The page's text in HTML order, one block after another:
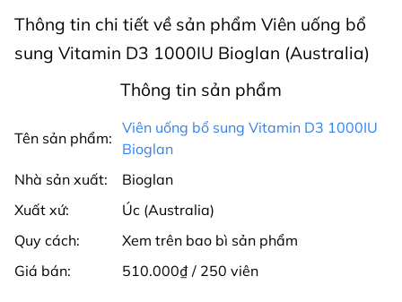
Thông tin chi tiết về sản phẩm Viên uống bổ
sung Vitamin D3 1000IU Bioglan (Australia)
Thông tin sản phẩm
Tên sản phẩm:
Viên uống bổ sung Vitamin D3 1000IU
Bioglan
Nhà sản xuất:
Bioglan
Xuất xứ:
Úc (Australia)
Quy cách:
Xem trên bao bì sản phẩm
Giá bán:
510.000₫ / 250 viên